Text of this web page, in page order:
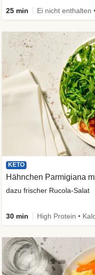
25 min
KETO
Hähnchen Parmigiana
dazu frischer Rucola-Salat
30 min